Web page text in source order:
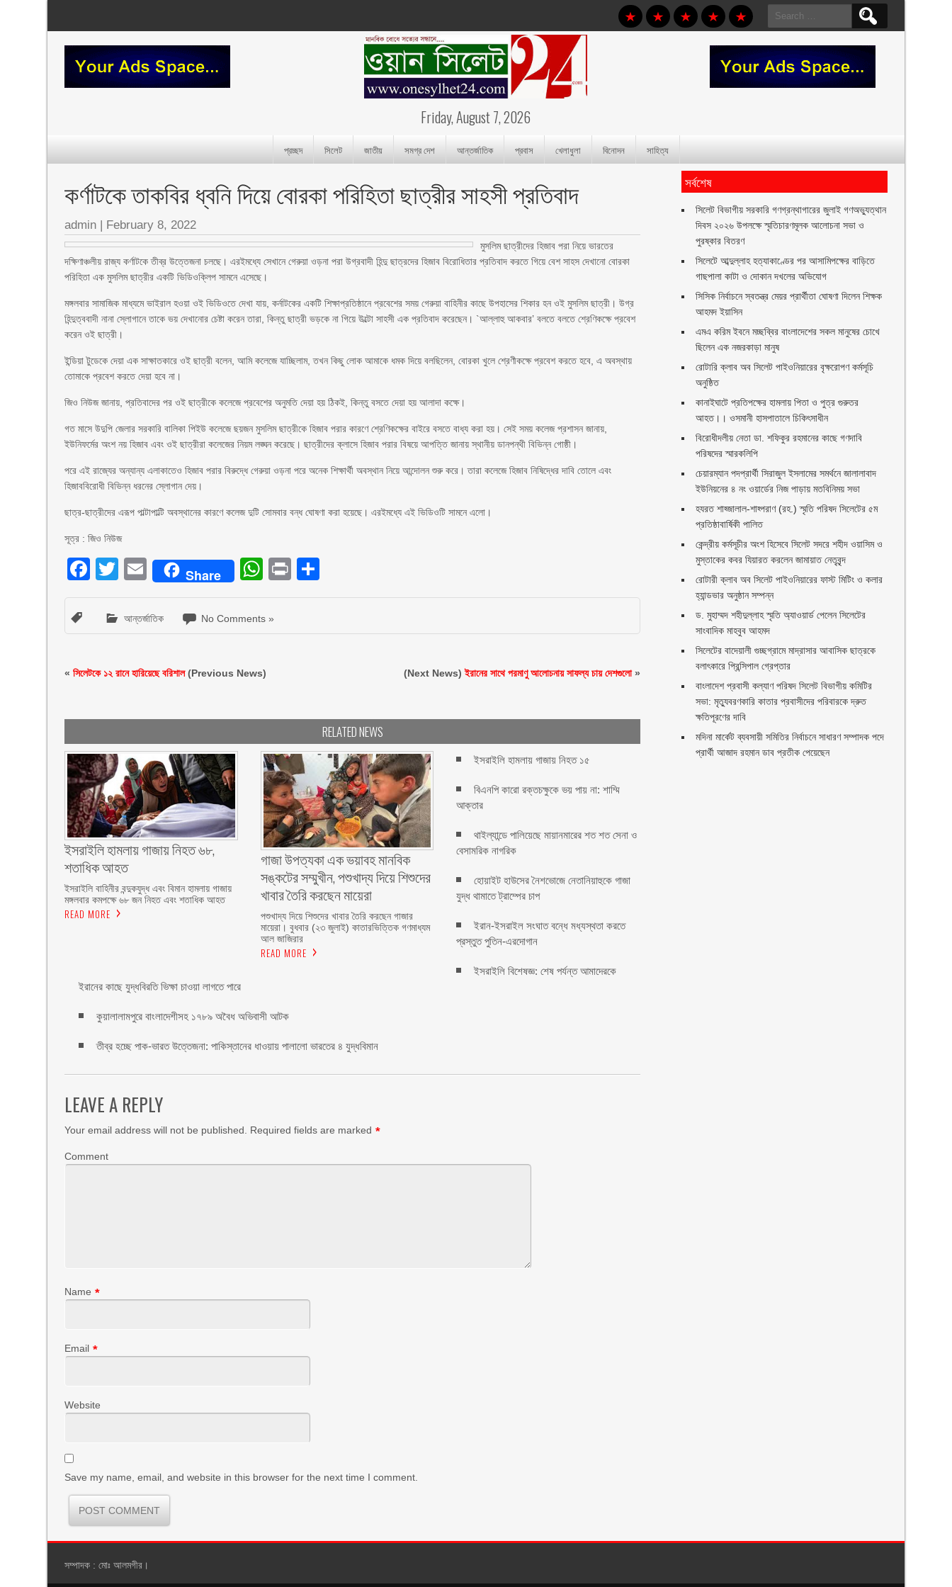
Search
for:
Friday, August 7, 2026
প্রচ্ছদ সিলেট জাতীয় সমগ্র দেশ আন্তর্জাতিক প্রবাস খেলাধুলা বিনোদন সাহিত্য
কর্ণাটকে তাকবির ধ্বনি দিয়ে বোরকা পরিহিতা ছাত্রীর সাহসী প্রতিবাদ
admin | February 8, 2022
মুসলিম ছাত্রীদের হিজাব পরা নিয়ে ভারতের
দক্ষিণাঞ্চলীয় রাজ্য কর্ণাটকে তীব্র উত্তেজনা চলছে। এরইমধ্যে সেখানে গেরুয়া ওড়না পরা উগ্রবাদী হিন্দু ছাত্রদের হিজাব বিরোধিতার প্রতিবাদ করতে গিয়ে বেশ সাহস দেখানো বোরকা
পরিহিতা এক মুসলিম ছাত্রীর একটি ভিডিওক্লিপ সামনে এসেছে।
মঙ্গলবার সামাজিক মাধ্যমে ভাইরাল হওয়া ওই ভিডিওতে দেখা যায়, কর্নাটকের একটি শিক্ষাপ্রতিষ্ঠানে প্রবেশের সময় গেরুয়া বাহিনীর কাছে উপহাসের শিকার হন ওই মুসলিম ছাত্রী। উগ্র
হিন্দুত্ববাদী নানা স্লোগানে তাকে ভয় দেখানোর চেষ্টা করেন তারা, কিন্তু ছাত্রী ভড়কে না গিয়ে উল্টো সাহসী এক প্রতিবাদ করেছেন। `আল্লাহু আকবার’ বলতে বলতে শ্রেণিকক্ষে প্রবেশ
করেন ওই ছাত্রী।
ইন্ডিয়া টুডেকে দেয়া এক সাক্ষাতকারে ওই ছাত্রী বলেন, আমি কলেজে যাচ্ছিলাম, তখন কিছু লোক আমাকে ধমক দিয়ে বলছিলেন, বোরকা খুলে শ্রেণীকক্ষে প্রবেশ করতে হবে, এ অবস্থায়
তোমাকে প্রবেশ করতে দেয়া হবে না।
জিও নিউজ জানায়, প্রতিবাদের পর ওই ছাত্রীকে কলেজে প্রবেশের অনুমতি দেয়া হয় ঠিকই, কিন্তু বসতে দেয়া হয় আলাদা কক্ষে।
গত মাসে উদুপি জেলার সরকারি বালিকা পিইউ কলেজে ছয়জন মুসলিম ছাত্রীকে হিজাব পরার কারণে শ্রেণিকক্ষের বাইরে বসতে বাধ্য করা হয়। সেই সময় কলেজ প্রশাসন জানায়,
ইউনিফর্মের অংশ নয় হিজাব এবং ওই ছাত্রীরা কলেজের নিয়ম লঙ্ঘন করেছে। ছাত্রীদের ক্লাসে হিজাব পরার বিষয়ে আপত্তি জানায় স্থানীয় ডানপন্থী বিভিন্ন গোষ্ঠী।
পরে এই রাজ্যের অন্যান্য এলাকাতেও হিজাব পরার বিরুদ্ধে গেরুয়া ওড়না পরে অনেক শিক্ষার্থী অবস্থান নিয়ে আন্দোলন শুরু করে। তারা কলেজে হিজাব নিষিদ্ধের দাবি তোলে এবং
হিজাববিরোধী বিভিন্ন ধরনের স্লোগান দেয়।
ছাত্র-ছাত্রীদের এরূপ পাল্টাপাল্টি অবস্থানের কারণে কলেজ দুটি সোমবার বন্ধ ঘোষণা করা হয়েছে। এরইমধ্যে এই ভিডিওটি সামনে এলো।
সূত্র : জিও নিউজ
Facebook
Twitter
EmailShare WhatsApp
Print
আন্তর্জাতিক No Comments »
«সিলেটকে ১২ রানে হারিয়েছে বরিশাল(Previous News) (Next News)ইরানের সাথে পরমাণু আলোচনায় সাফল্য চায় দেশগুলো»
RELATED NEWS
ইসরাইলি হামলায় গাজায় নিহত ৬৮,
শতাধিক আহত
ইসরাইলি বাহিনীর বন্দুকযুদ্ধ এবং বিমান হামলায় গাজায়
মঙ্গলবার কমপক্ষে ৬৮ জন নিহত এবং শতাধিক আহত
READ MORE
গাজা উপত্যকা এক ভয়াবহ মানবিক
সঙ্কটের সম্মুখীন, পশুখাদ্য দিয়ে শিশুদের
খাবার তৈরি করছেন মায়েরা
পশুখাদ্য দিয়ে শিশুদের খাবার তৈরি করছেন গাজার
মায়েরা। বুধবার (২৩ জুলাই) কাতারভিত্তিক গণমাধ্যম
আল জাজিরার
READ MORE
ইসরাইলি হামলায় গাজায় নিহত ১৫
বিএনপি কারো রক্তচক্ষুকে ভয় পায় না: শাম্মি
আক্তার
থাইল্যান্ডে পালিয়েছে মায়ানমারের শত শত সেনা ও
বেসামরিক নাগরিক
হোয়াইট হাউসের নৈশভোজে নেতানিয়াহুকে গাজা
যুদ্ধ থামাতে ট্রাম্পের চাপ
ইরান-ইসরাইল সংঘাত বন্ধে মধ্যস্থতা করতে
প্রস্তুত পুতিন-এরদোগান
ইসরাইলি বিশেষজ্ঞ: শেষ পর্যন্ত আমাদেরকে
ইরানের কাছে যুদ্ধবিরতি ভিক্ষা চাওয়া লাগতে পারে
কুয়ালালামপুরে বাংলাদেশীসহ ১৭৮৯ অবৈধ অভিবাসী আটক
তীব্র হচ্ছে পাক-ভারত উত্তেজনা: পাকিস্তানের ধাওয়ায় পালালো ভারতের ৪ যুদ্ধবিমান
LEAVE A REPLY
Your email address will not be published. Required fields are marked *
Comment
Name *
Email *
Website
Save my name, email, and website in this browser for the next time I comment.
সর্বশেষ
সিলেট বিভাগীয় সরকারি গণগ্রন্থাগারের জুলাই গণঅভ্যুত্থান
দিবস ২০২৬ উপলক্ষে স্মৃতিচারণমূলক আলোচনা সভা ও
পুরষ্কার বিতরণ ‎ ‎
সিলেটে আব্দুল্লাহ হত্যাকাণ্ডের পর আসামিপক্ষের বাড়িতে
গাছপালা কাটা ও দোকান দখলের অভিযোগ
সিসিক নির্বাচনে স্বতন্ত্র মেয়র প্রার্থীতা ঘোষণা দিলেন শিক্ষক
আহমদ ইয়াসিন
এমএ করিম ইবনে মচ্ছব্বির বাংলাদেশের সকল মানুষের চোখে
ছিলেন এক নজরকাড়া মানুষ ‎
রোটারি ক্লাব অব সিলেট পাইওনিয়ারের বৃক্ষরোপণ কর্মসূচি
অনুষ্ঠিত
কানাইঘাটে প্রতিপক্ষের হামলায় পিতা ও পুত্র গুরুতর
আহত।। ওসমানী হাসপাতালে চিকিৎসাধীন
বিরোধীদলীয় নেতা ডা. শফিকুর রহমানের কাছে গণদাবি
পরিষদের স্মারকলিপি ‎
চেয়ারম্যান পদপ্রার্থী সিরাজুল ইসলামের সমর্থনে জালালাবাদ
ইউনিয়নের ৪ নং ওয়ার্ডের নিজ পাড়ায় মতবিনিময় সভা
হযরত শাহ্জালাল-শাহ্পরাণ (রহ.) স্মৃতি পরিষদ সিলেটের ৫ম
প্রতিষ্ঠাবার্ষিকী পালিত ‎​
কেন্দ্রীয় কর্মসূচীর অংশ হিসেবে সিলেট সদরে শহীদ ওয়াসিম ও
মুস্তাকের কবর যিয়ারত করলেন জামায়াত নেতৃবৃন্দ ‎
রোটারী ক্লাব অব সিলেট পাইওনিয়ারের ফাস্ট মিটিং ও কলার
হ্যান্ডভার অনুষ্ঠান সম্পন্ন
ড. মুহাম্মদ শহীদুল্লাহ স্মৃতি অ্যাওয়ার্ড পেলেন সিলেটের
সাংবাদিক মাহবুব আহমদ
সিলেটের বাদেয়ালী গুচ্ছগ্রামে মাদ্রাসার আবাসিক ছাত্রকে
বলাৎকারে প্রিন্সিপাল গ্রেপ্তার ‎
বাংলাদেশ প্রবাসী কল্যাণ পরিষদ সিলেট বিভাগীয় কমিটির
সভা: মৃত্যুবরণকারি কাতার প্রবাসীদের পরিবারকে দ্রুত
ক্ষতিপূরণের দাবি
মদিনা মার্কেট ব্যবসায়ী সমিতির নির্বাচনে সাধারণ সম্পাদক পদে
প্রার্থী আজাদ রহমান ডাব প্রতীক পেয়েছেন ‎
সম্পাদক : মোঃ আলমগীর।